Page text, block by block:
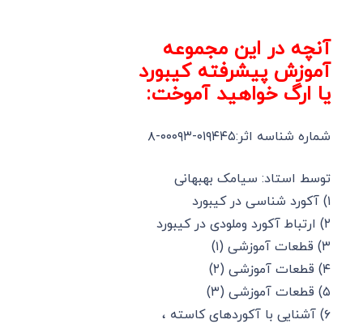
آنچه در این مجموعه
آموزش پیشرفته کیبورد
یا ارگ خواهید آموخت:
شماره شناسه اثر:۰۱۹۴۴۵-۰۰۰۹۳-۸
توسط استاد: سیامک بهبهانی
۱) آکورد شناسی در کیبورد
۲) ارتباط آکورد وملودی در کیبورد
۳) قطعات آموزشی (۱)
۴) قطعات آموزشی (۲)
۵) قطعات آموزشی (۳)
۶) آشنایی با آکوردهای کاسته ،